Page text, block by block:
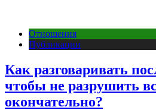
Отношения
Публикации
Как разговаривать
чтобы не разрушить
окончательно?